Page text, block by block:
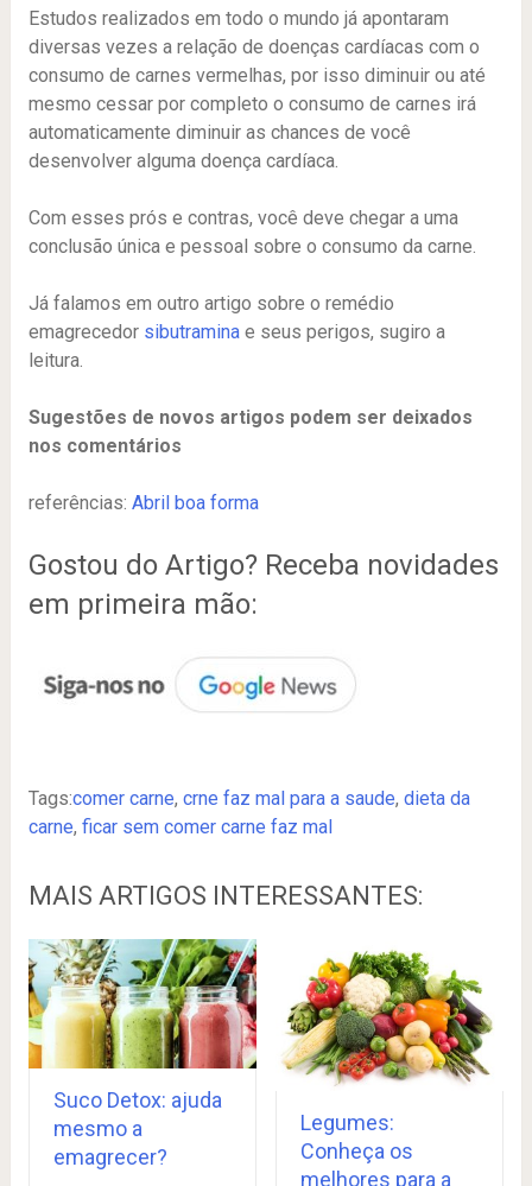
Estudos realizados em todo o mundo já apontaram
diversas vezes a relação de doenças cardíacas com o
consumo de carnes vermelhas, por isso diminuir ou até
mesmo cessar por completo o consumo de carnes irá
automaticamente diminuir as chances de você
desenvolver alguma doença cardíaca.
Com esses prós e contras, você deve chegar a uma
conclusão única e pessoal sobre o consumo da carne.
Já falamos em outro artigo sobre o remédio
emagrecedor sibutraminae seus perigos, sugiro a
leitura.
Sugestões de novos artigos podem ser deixados
nos comentários
referências: Abril boa forma
Gostou do Artigo? Receba novidades
em primeira mão:
Tags:comer carne, crne faz mal para a saude, dieta da
carne, ficar sem comer carne faz mal
MAIS ARTIGOS INTERESSANTES:
Suco Detox: ajuda
mesmo a
emagrecer?
Legumes:
Conheça os
melhores para a